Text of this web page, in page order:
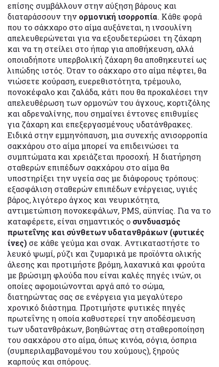
επίσης συμβάλλουν στην αύξηση βάρους και
διαταράσσουν την ορμονική ισορροπία. Κάθε φορά
που το σάκχαρο στο αίμα αυξάνεται, η ινσουλίνη
απελευθερώνεται για να εξουδετερώσει τη ζάχαρη
και να τη στείλει στο ήπαρ για αποθήκευση, αλλά
οποιαδήποτε υπερβολική ζάχαρη θα αποθηκευτεί ως
λιπώδης ιστός. Όταν το σάκχαρο στο αίμα πέφτει, θα
νιώσετε κούραση, ευερεθιστότητα, τρέμουλο,
πονοκέφαλο και ζαλάδα, κάτι που θα προκαλέσει την
απελευθέρωση των ορμονών του άγχους, κορτιζόλης
και αδρεναλίνης, που σημαίνει έντονες επιθυμίες
για ζάχαρη και επεξεργασμένους υδατάνθρακες.
Ειδικά στην εμμηνόπαυση, μια συνεχής ανισορροπία
σακχάρου στο αίμα μπορεί να επιδεινώσει τα
συμπτώματα και χρειάζεται προσοχή. Η διατήρηση
σταθερών επιπέδων σακχάρου στο αίμα θα
υποστηρίξει την υγεία σας με διάφορους τρόπους:
εξασφάλιση σταθερών επιπέδων ενέργειας, υγιές
βάρος, λιγότερο άγχος και νευρικότητα,
αντιμετώπιση πονοκεφάλων, PMS, αϋπνίας. Για να το
καταφέρετε, είναι σημαντικός ο συνδυασμός
πρωτεΐνης και σύνθετων υδατανθράκων (φυτικές
ίνες) σε κάθε γεύμα και σνακ. Αντικαταστήστε το
λευκό ψωμί, ρύζι και ζυμαρικά με προϊόντα ολικής
άλεσης και προτιμήστε βρόμη, λαχανικά και φρούτα
με βρώσιμη φλούδα που είναι καλές πηγές ινών, οι
οποίες αφομοιώνονται αργά από το σώμα,
διατηρώντας σας σε ενέργεια για μεγαλύτερο
χρονικό διάστημα. Προτιμήστε φυτικές πηγές
πρωτεΐνης η οποία καθυστερεί την αποδέσμευση
των υδατανθράκων, βοηθώντας στη σταθεροποίηση
του σακχάρου στο αίμα, όπως κινόα, σόγια, όσπρια
(συμπεριλαμβανομένου του χούμους), ξηρούς
καρπούς και σπόρους.